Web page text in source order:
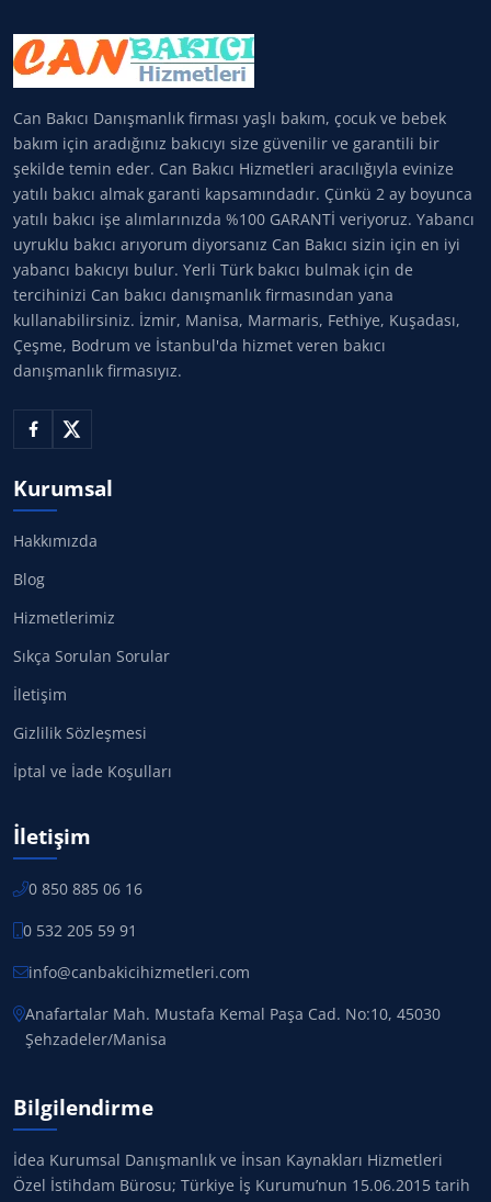
Can Bakıcı Danışmanlık firması yaşlı bakım, çocuk ve bebek
bakım için aradığınız bakıcıyı size güvenilir ve garantili bir
şekilde temin eder. Can Bakıcı Hizmetleri aracılığıyla evinize
yatılı bakıcı almak garanti kapsamındadır. Çünkü 2 ay boyunca
yatılı bakıcı işe alımlarınızda %100 GARANTİ veriyoruz. Yabancı
uyruklu bakıcı arıyorum diyorsanız Can Bakıcı sizin için en iyi
yabancı bakıcıyı bulur. Yerli Türk bakıcı bulmak için de
tercihinizi Can bakıcı danışmanlık firmasından yana
kullanabilirsiniz. İzmir, Manisa, Marmaris, Fethiye, Kuşadası,
Çeşme, Bodrum ve İstanbul'da hizmet veren bakıcı
danışmanlık firmasıyız.
Kurumsal
Hakkımızda
Blog
Hizmetlerimiz
Sıkça Sorulan Sorular
İletişim
Gizlilik Sözleşmesi
İptal ve İade Koşulları
İletişim
0 850 885 06 16
0 532 205 59 91
info@canbakicihizmetleri.com
Anafartalar Mah. Mustafa Kemal Paşa Cad. No:10, 45030
Şehzadeler/Manisa
Bilgilendirme
İdea Kurumsal Danışmanlık ve İnsan Kaynakları Hizmetleri
Özel İstihdam Bürosu; Türkiye İş Kurumu’nun 15.06.2015 tarih